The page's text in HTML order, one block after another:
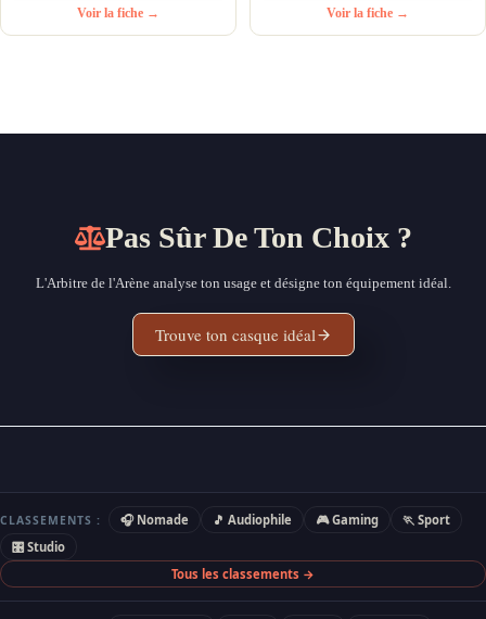
Voir la fiche → Voir la fiche →
Pas Sûr De Ton Choix ?
L'Arbitre de l'Arène analyse ton usage et désigne ton équipement idéal.
Trouve ton casque idéal
CLASSEMENTS : 🎧 Nomade 🎵 Audiophile 🎮 Gaming
🏃 Sport
🎛 Studio
Tous les classements →